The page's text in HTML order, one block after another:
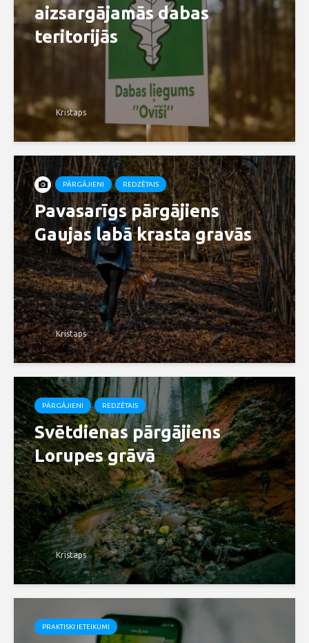
aizsargājamās dabas
teritorijās
Kristaps
PĀRGĀJIENI REDZĒTAIS
Pavasarīgs pārgājiens
Gaujas labā krasta gravās
Kristaps
PĀRGĀJIENI REDZĒTAIS
Svētdienas pārgājiens
Lorupes grāvā
Kristaps
PRAKTISKI IETEIKUMI